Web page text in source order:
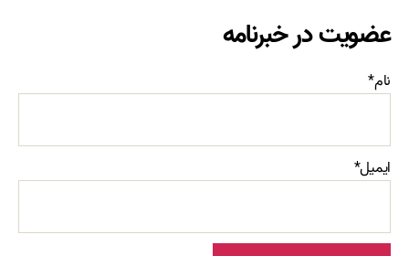
عضویت در خبرنامه
نام*
ایمیل*